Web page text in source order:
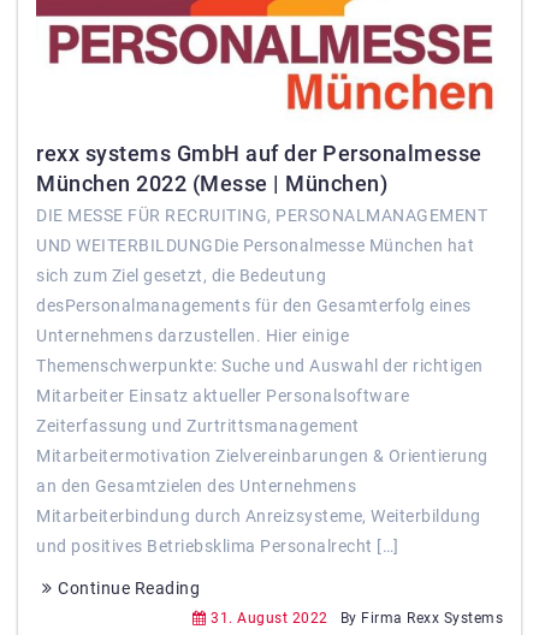
rexx systems GmbH auf der Personalmesse
München 2022 (Messe | München)
DIE MESSE FÜR RECRUITING, PERSONALMANAGEMENT
UND WEITERBILDUNGDie Personalmesse München hat
sich zum Ziel gesetzt, die Bedeutung
desPersonalmanagements für den Gesamterfolg eines
Unternehmens darzustellen. Hier einige
Themenschwerpunkte: Suche und Auswahl der richtigen
Mitarbeiter Einsatz aktueller Personalsoftware
Zeiterfassung und Zurtrittsmanagement
Mitarbeitermotivation Zielvereinbarungen & Orientierung
an den Gesamtzielen des Unternehmens
Mitarbeiterbindung durch Anreizsysteme, Weiterbildung
und positives Betriebsklima Personalrecht […]
Continue Reading
31. August 2022 By Firma Rexx Systems